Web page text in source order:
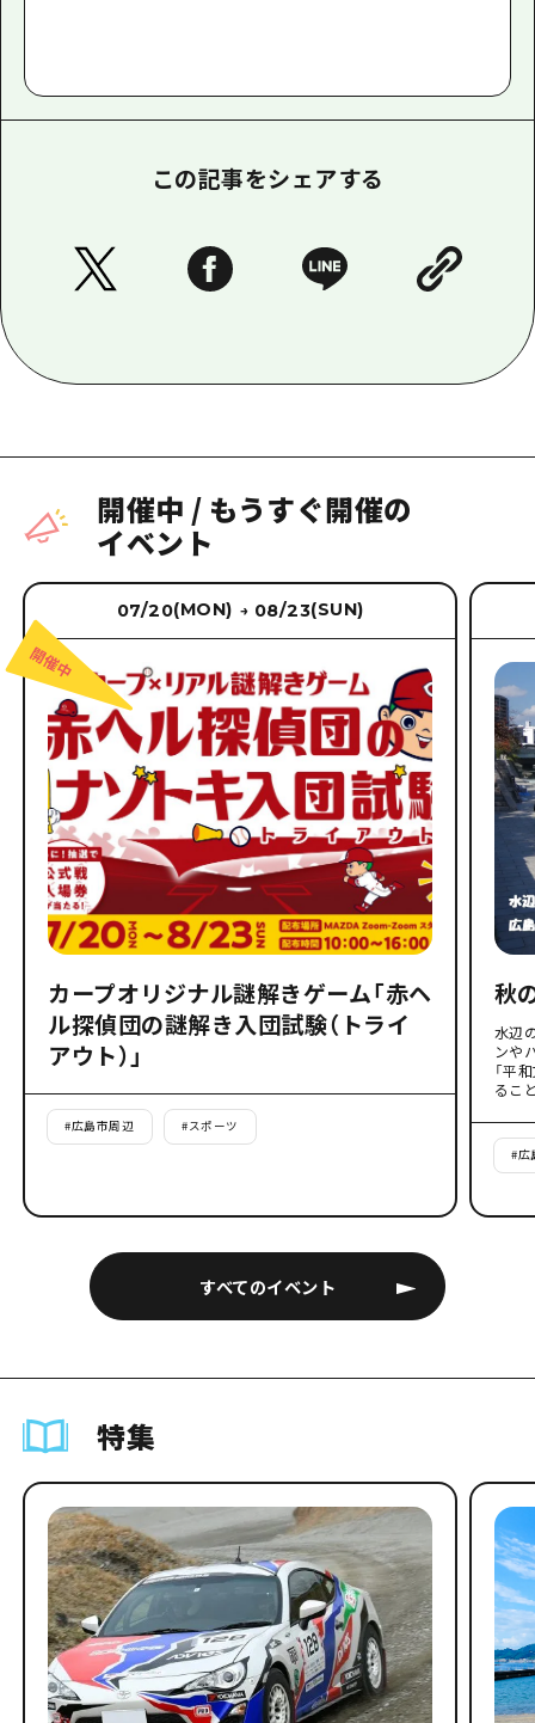
この記事をシェアする
開催中 / もうすぐ開催の
イベント
すべてのイベント
07/20(MON) → 08/23(SUN)
カープオリジナル謎解きゲーム「赤ヘ
ル探偵団の謎解き入団試験（トライ
アウト）」
#広島市周辺 #スポーツ
秋
水辺
ンや
「平
るこ
#広
特集